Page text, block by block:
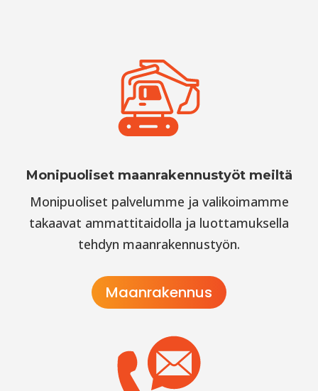
Monipuoliset maanrakennustyöt meiltä
Monipuoliset palvelumme ja valikoimamme
takaavat ammattitaidolla ja luottamuksella
tehdyn maanrakennustyön.
Maanrakennus